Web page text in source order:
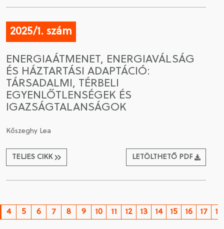
2025/1. szám
ENERGIAÁTMENET, ENERGIAVÁLSÁG
ÉS HÁZTARTÁSI ADAPTÁCIÓ:
TÁRSADALMI, TÉRBELI
EGYENLŐTLENSÉGEK ÉS
IGAZSÁGTALANSÁGOK
Kőszeghy Lea
TELJES CIKK LETÖLTHETŐ PDF
4 5 6 7 8 9 10 11 12 13 14 15 16 17 18